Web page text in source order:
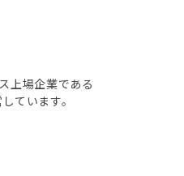
上場企業である
ています。